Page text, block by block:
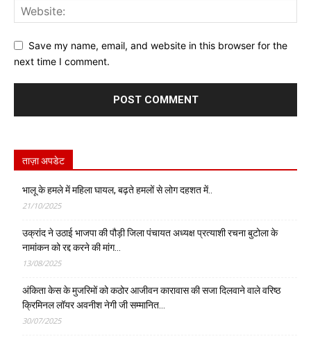
Save my name, email, and website in this browser for the
next time I comment.
ताज़ा अपडेट
भालू के हमले में महिला घायल, बढ़ते हमलों से लोग दहशत में..
21/10/2025
उक्रांद ने उठाई भाजपा की पौड़ी जिला पंचायत अध्यक्ष प्रत्याशी रचना बुटोला के
नामांकन को रद्द करने की मांग…
13/08/2025
अंकिता केस के मुजरिमों को कठोर आजीवन कारावास की सजा दिलवाने वाले वरिष्ठ
क्रिमिनल लॉयर अवनीश नेगी जी सम्मानित…
30/07/2025